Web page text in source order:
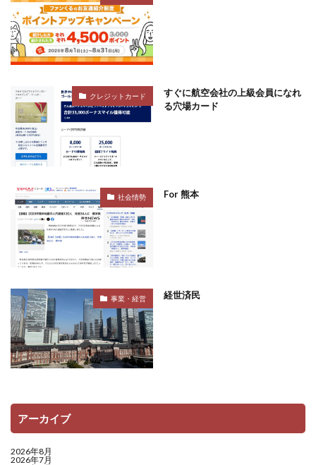
クレジットカード
すぐに航空会社の上級会員になれ
る穴場カード
社会情勢 For 熊本
事業・経営 経世済民
アーカイブ
2026年8月
2026年7月